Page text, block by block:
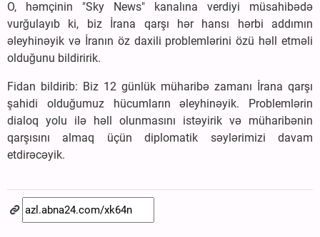
O, həmçinin "Sky News" kanalına verdiyi müsahibədə
vurğulayıb ki, biz İrana qarşı hər hansı hərbi addımın
əleyhinəyik və İranın öz daxili problemlərini özü həll etməli
olduğunu bildiririk.
Fidan bildirib: Biz 12 günlük müharibə zamanı İrana qarşı
şahidi olduğumuz hücumların əleyhinəyik. Problemlərin
dialoq yolu ilə həll olunmasını istəyirik və müharibənin
qarşısını almaq üçün diplomatik səylərimizi davam
etdirəcəyik.